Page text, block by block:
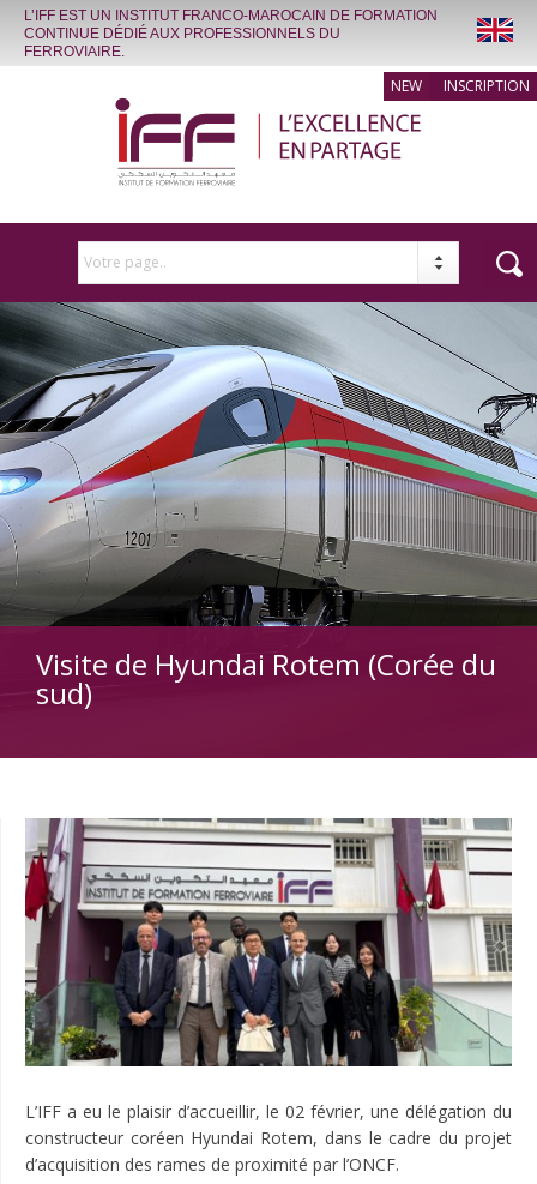
L’IFF EST UN INSTITUT FRANCO-MAROCAIN DE FORMATION
CONTINUE DÉDIÉ AUX PROFESSIONNELS DU
FERROVIAIRE.
INSCRIPTION
Votre page..
Visite de Hyundai Rotem (Corée du
sud)
L’IFF a eu le plaisir d’accueillir, le 02 février, une délégation du
constructeur coréen Hyundai Rotem, dans le cadre du projet
d’acquisition des rames de proximité par l’ONCF.